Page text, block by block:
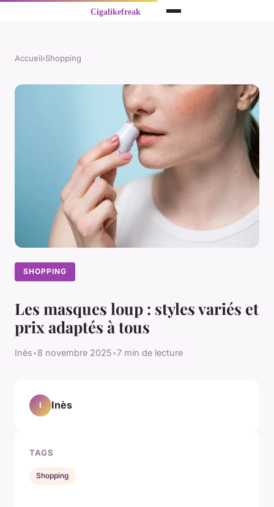
Accueil›Shopping
SHOPPING
Les masques loup : styles variés et
prix adaptés à tous
Inès•8 novembre 2025•7 min de lecture
I Inès
TAGS
Shopping